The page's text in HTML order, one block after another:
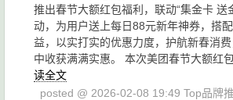
推出春节大额红包福利，联动“集金卡 送
动，为用户送上每日88元新年神券，搭
益，以实打实的优惠力度，护航新春消
中收获满满实惠。 本次美团春节大额红
读全文
posted @ 2026-02-08 19:49 Top品牌